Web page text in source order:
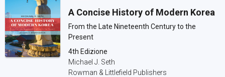
A Concise History of Modern Korea
From the Late Nineteenth Century to the
Present
4th Edizione
Michael J. Seth
Rowman & Littlefield Publishers